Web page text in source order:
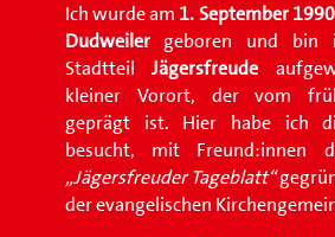
Ich wurde am 1. September
Dudweilergeboren und bin
StadtteilJägersfreude
kleiner Vorort, der vom
geprägt ist. Hier habe ich
besucht, mit Freund:innen
„Jägersfreuder Tageblatt“
der evangelischen